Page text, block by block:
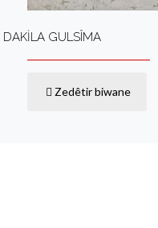
DAKİLA GULSÎMA
Zedêtir biwane